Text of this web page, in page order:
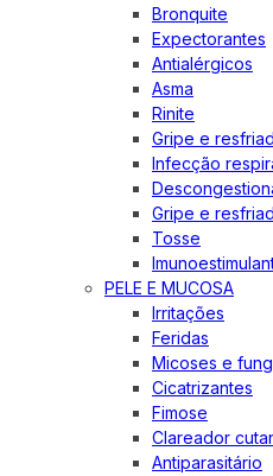
Bronquite
Expectorantes
Antialérgicos
Asma
Rinite
Gripe e
Infecção
Gripe e
Tosse
PELE E MUCOSA
Irritações
Feridas
Micoses e
Cicatrizantes
Fimose
Clareador
Antiparasitário